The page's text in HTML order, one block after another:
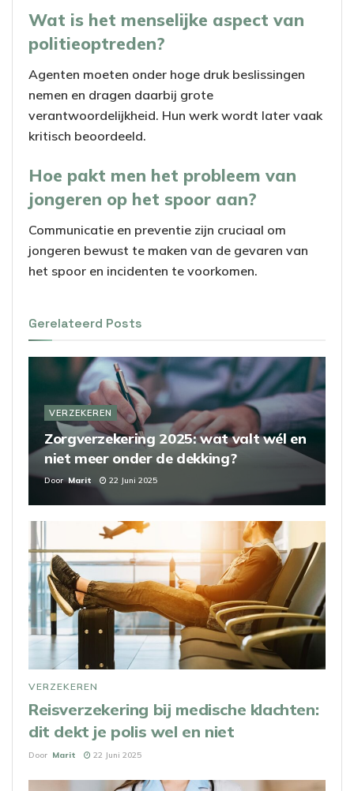
Wat is het menselijke aspect van
politieoptreden?
Agenten moeten onder hoge druk beslissingen
nemen en dragen daarbij grote
verantwoordelijkheid. Hun werk wordt later vaak
kritisch beoordeeld.
Hoe pakt men het probleem van
jongeren op het spoor aan?
Communicatie en preventie zijn cruciaal om
jongeren bewust te maken van de gevaren van
het spoor en incidenten te voorkomen.
Gerelateerd Posts
VERZEKEREN
Zorgverzekering 2025: wat valt wél en
niet meer onder de dekking?
Door Marit 22 Juni 2025
VERZEKEREN
Reisverzekering bij medische klachten:
dit dekt je polis wel en niet
Door Marit 22 Juni 2025